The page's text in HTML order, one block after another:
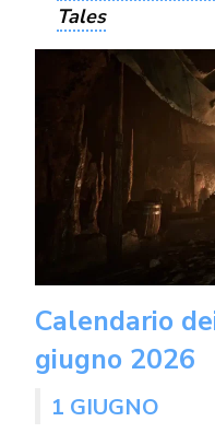
Tales
Calendario
giugno 2026
1 GIUGNO